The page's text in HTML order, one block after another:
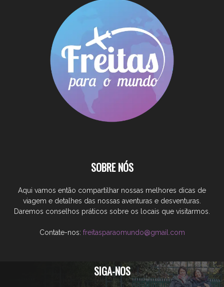
SOBRE NÓS
Aqui vamos então compartilhar nossas melhores dicas de
viagem e detalhes das nossas aventuras e desventuras.
Daremos conselhos práticos sobre os locais que visitarmos.
Contate-nos: freitasparaomundo@gmail.com
SIGA-NOS